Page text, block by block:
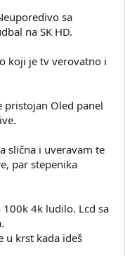
sa
na SK HD.
koji je tv verovatno i
pristojan Oled panel
slična i uveravam te
par stepenika
100k 4k ludilo. Lcd sa
u krst kada ideš